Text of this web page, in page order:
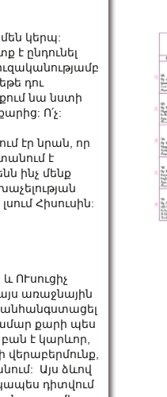
կերպ:
է ընդունել
դու
նա նստի
Ո՛չ:
էր նրան, որ
է
ինչ մենք
Հիսուսին:
ՈՒսուցիչ
առաջնային
անհանգստացել
քարի պես
է կարևոր,
վերաբերմունք,
Այս ձևով
դիտվում